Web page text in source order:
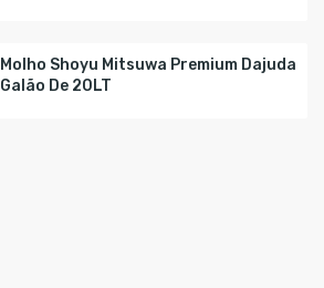
Molho Shoyu Mitsuwa Premium Dajuda
Galão De 20LT